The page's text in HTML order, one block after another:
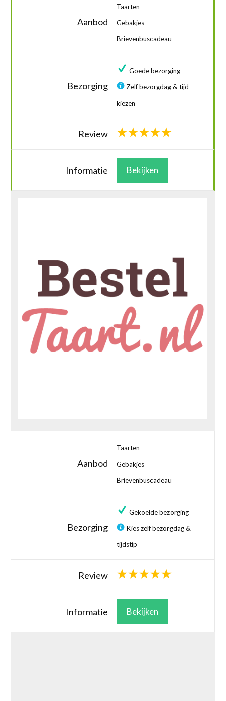
Aanbod
Taarten
Gebakjes
Brievenbuscadeau
Bezorging
Goede bezorging
Zelf bezorgdag & tijd
kiezen
Review
Informatie Bekijken
Aanbod
Taarten
Gebakjes
Brievenbuscadeau
Bezorging
Gekoelde bezorging
Kies zelf bezorgdag &
tijdstip
Review
Informatie Bekijken